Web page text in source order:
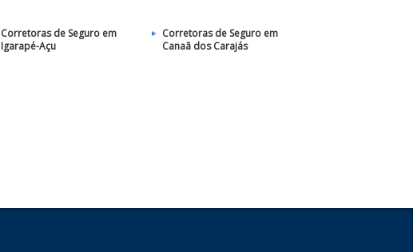
Corretoras de Seguro em
Igarapé-Açu
Corretoras de Seguro em
Canaã dos Carajás